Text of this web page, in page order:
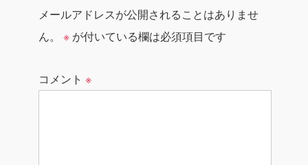
メールアドレスが公開されることはありませ
ん。
※ が付いている欄は必須項目です
コメント ※